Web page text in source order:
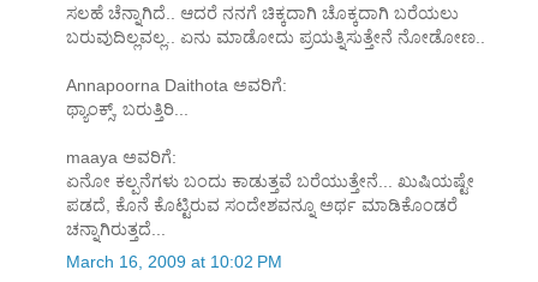
ಸಲಹೆ ಚೆನ್ನಾಗಿದೆ.. ಆದರೆ ನನಗೆ ಚಿಕ್ಕದಾಗಿ ಚೊಕ್ಕದಾಗಿ ಬರೆಯಲು
ಬರುವುದಿಲ್ಲವಲ್ಲ.. ಏನು ಮಾಡೋದು ಪ್ರಯತ್ನಿಸುತ್ತೇನೆ ನೋಡೋಣ..
Annapoorna Daithota ಅವರಿಗೆ:
ಥ್ಯಾಂಕ್ಸ್, ಬರುತ್ತಿರಿ...
maaya ಅವರಿಗೆ:
ಏನೋ ಕಲ್ಪನೆಗಳು ಬಂದು ಕಾಡುತ್ತವೆ ಬರೆಯುತ್ತೇನೆ... ಖುಷಿಯಷ್ಟೇ
ಪಡದೆ, ಕೊನೆ ಕೊಟ್ಟಿರುವ ಸಂದೇಶವನ್ನೂ ಅರ್ಥ ಮಾಡಿಕೊಂಡರೆ
ಚನ್ನಾಗಿರುತ್ತದೆ...
March 16, 2009 at 10:02 PM